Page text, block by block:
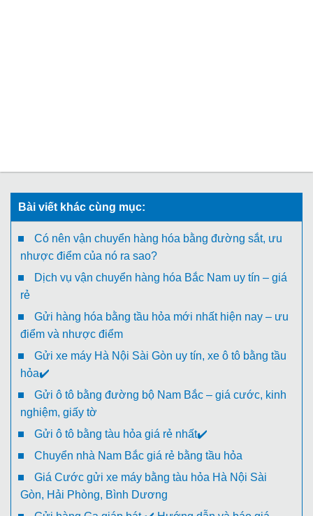
Bài viết khác cùng mục:
Có nên vận chuyển hàng hóa bằng đường sắt, ưu
nhược điểm của nó ra sao?
Dịch vụ vận chuyển hàng hóa Bắc Nam uy tín – giá
rẻ
Gửi hàng hóa bằng tầu hỏa mới nhất hiện nay – ưu
điểm và nhược điểm
Gửi xe máy Hà Nội Sài Gòn uy tín, xe ô tô bằng tầu
hỏa✔️
Gửi ô tô bằng đường bộ Nam Bắc – giá cước, kinh
nghiệm, giấy tờ
Gửi ô tô bằng tàu hỏa giá rẻ nhất✔️
Chuyển nhà Nam Bắc giá rẻ bằng tầu hỏa
Giá Cước gửi xe máy bằng tàu hỏa Hà Nội Sài
Gòn, Hải Phòng, Bình Dương